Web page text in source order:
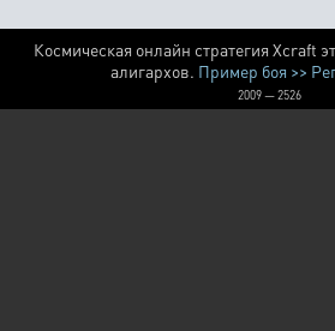
Космическая онлайн стратегия Xcraft
алигархов. Пример боя >>
2009 — 2526